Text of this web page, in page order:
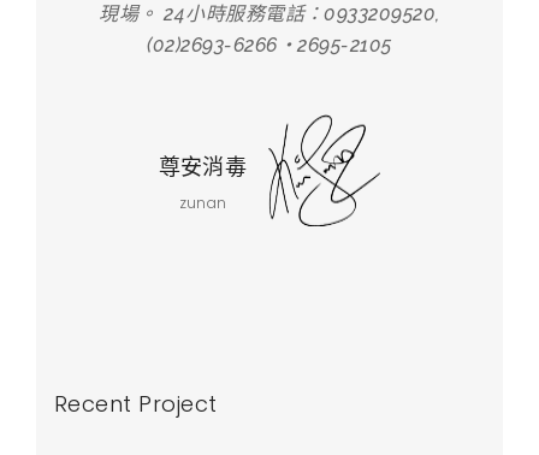
現場。 24小時服務電話：0933209520,
(02)2693-6266‧2695-2105
尊安消毒
zunan
Recent Project